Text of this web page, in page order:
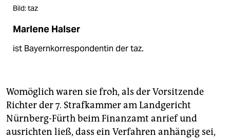
Bild: taz
Marlene Halser
ist Bayernkorrespondentin der taz.
Womöglich waren sie froh, als der Vorsitzende
Richter der 7. Strafkammer am Landgericht
Nürnberg-Fürth beim Finanzamt anrief und
ausrichten ließ, dass ein Verfahren anhängig sei,